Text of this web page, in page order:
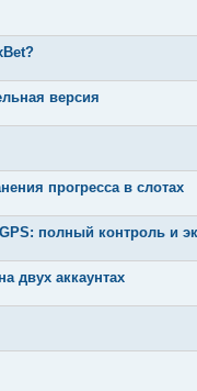
версия
прогресса в слотах
полный контроль и
двух аккаунтах